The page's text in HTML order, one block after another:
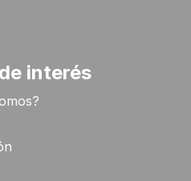
interés